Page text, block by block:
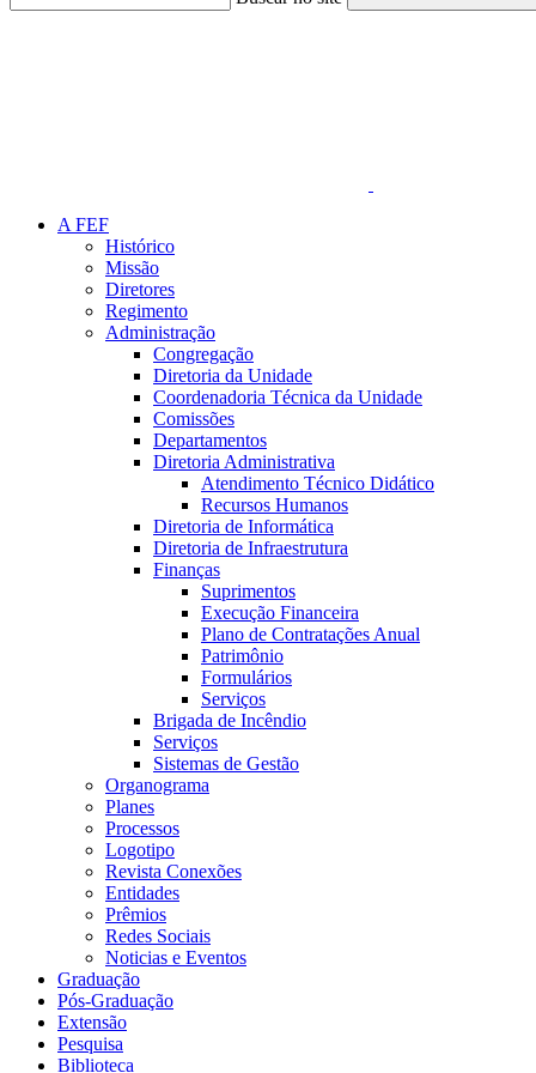
A FEF
Histórico
Missão
Diretores
Regimento
Administração
Congregação
Diretoria da Unidade
Coordenadoria Técnica da Unidade
Comissões
Departamentos
Diretoria Administrativa
Atendimento Técnico Didático
Recursos Humanos
Diretoria de Informática
Diretoria de Infraestrutura
Finanças
Suprimentos
Execução Financeira
Plano de Contratações Anual
Patrimônio
Formulários
Serviços
Brigada de Incêndio
Serviços
Sistemas de Gestão
Organograma
Planes
Processos
Logotipo
Revista Conexões
Entidades
Prêmios
Redes Sociais
Noticias e Eventos
Graduação
Pós-Graduação
Extensão
Pesquisa
Biblioteca